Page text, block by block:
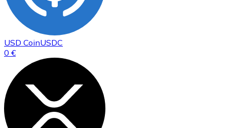
USD CoinUSDC
0 €